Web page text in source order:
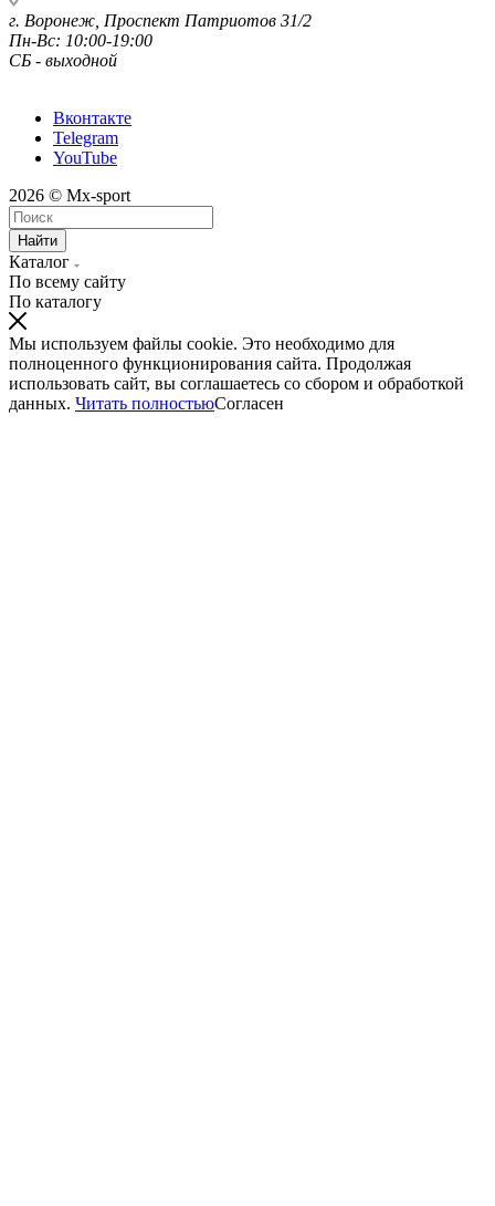
г. Воронеж, Проспект Патриотов 31/2
Пн-Вс: 10:00-19:00
СБ - выходной
Вконтакте
Telegram
YouTube
2026 © Mx-sport
Найти
Каталог
По всему сайту
По каталогу
Мы используем файлы cookie. Это необходимо для
полноценного функционирования сайта. Продолжая
использовать сайт, вы соглашаетесь со сбором и обработкой
данных. Читать полностьюСогласен